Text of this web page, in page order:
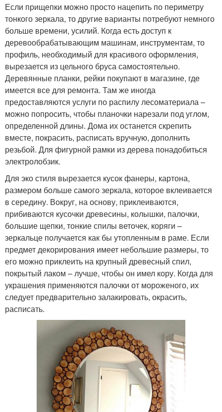
Если прищепки можно просто нацепить по периметру
тонкого зеркала, то другие варианты потребуют немного
больше времени, усилий. Когда есть доступ к
деревообрабатывающим машинам, инструментам, то
профиль, необходимый для красивого оформления,
вырезается из цельного бруса самостоятельно.
Деревянные планки, рейки покупают в магазине, где
имеется все для ремонта. Там же иногда
предоставляются услуги по распилу лесоматериала –
можно попросить, чтобы планочки нарезали под углом,
определенной длины. Дома их останется скрепить
вместе, покрасить, расписать вручную, дополнить
резьбой. Для фигурной рамки из дерева понадобиться
электролобзик.
Для эко стиля вырезается кусок фанеры, картона,
размером больше самого зеркала, которое вклеивается
в середину. Вокруг, на основу, приклеиваются,
прибиваются кусочки древесины, колышки, палочки,
большие щепки, тонкие спилы веточек, коряги –
зеркальце получается как бы утопленным в раме. Если
предмет декорирования имеет небольшие размеры, то
его можно приклеить на крупный древесный спил,
покрытый лаком – лучше, чтобы он имел кору. Когда для
украшения применяются палочки от мороженого, их
следует предварительно залакировать, окрасить,
расписать.